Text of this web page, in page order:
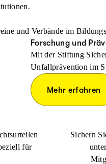
und Verbände im
Forschung und
Mit der Stiftung
Unfallprävention im
Mehr erfahren
für
Sichern